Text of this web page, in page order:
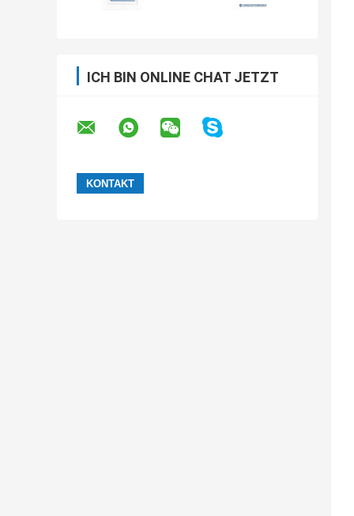
ICH BIN ONLINE CHAT JETZT